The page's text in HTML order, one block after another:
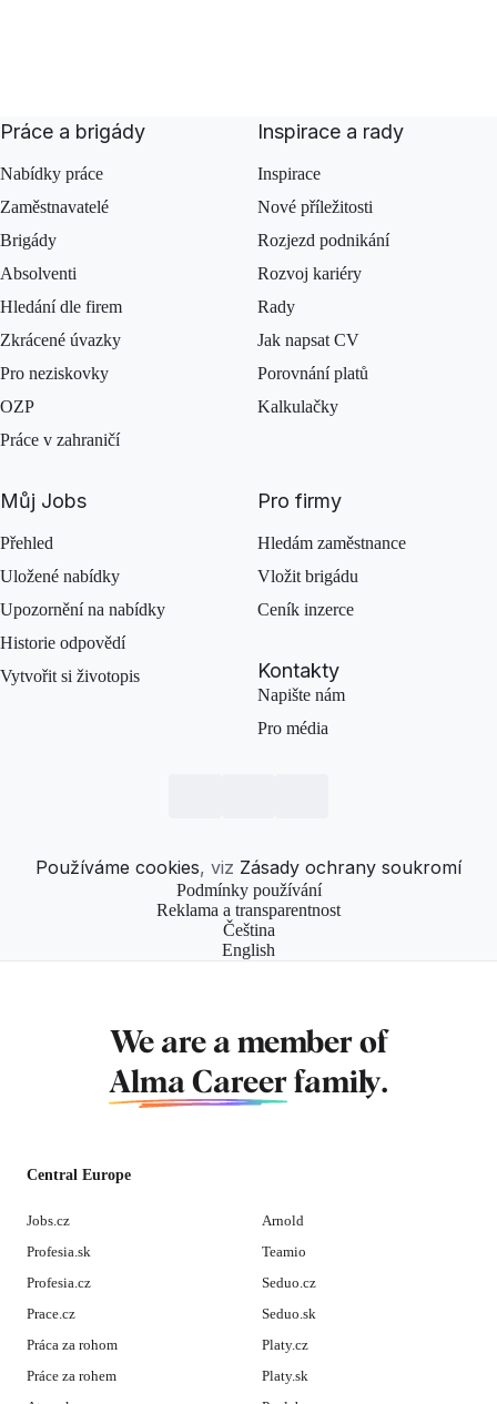
Práce a brigády
Nabídky práce
Zaměstnavatelé
Brigády
Absolventi
Hledání dle firem
Zkrácené úvazky
Pro neziskovky
OZP
Práce v zahraničí
Inspirace a rady
Inspirace
Nové příležitosti
Rozjezd podnikání
Rozvoj kariéry
Rady
Jak napsat CV
Porovnání platů
Kalkulačky
Můj Jobs
Přehled
Uložené nabídky
Upozornění na nabídky
Historie odpovědí
Vytvořit si životopis
Pro firmy
Hledám zaměstnance
Vložit brigádu
Ceník inzerce
Kontakty
Napište nám
Pro média
Používáme cookies, viz Zásady ochrany soukromí
Podmínky používání
Reklama a transparentnost
Čeština
English
We are a member of
Alma Career family.
Central Europe
Jobs.cz
Profesia.sk
Profesia.cz
Prace.cz
Práca za rohom
Práce za rohem
Arnold
Teamio
Seduo.cz
Seduo.sk
Platy.cz
Platy.sk